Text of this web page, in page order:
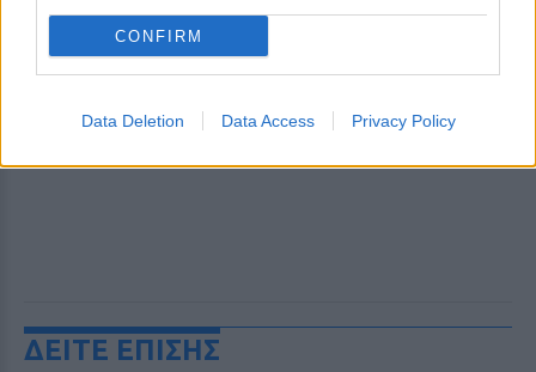
CONFIRM
Data Deletion Data Access Privacy Policy
ΔΕΙΤΕ ΕΠΙΣΗΣ